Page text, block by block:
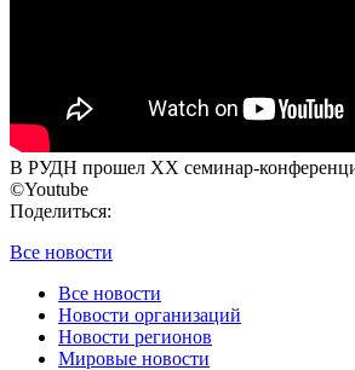
В РУДН прошел XX семинар-
©Youtube
Поделиться:
Все новости
Все новости
Новости организаций
Новости регионов
Мировые новости